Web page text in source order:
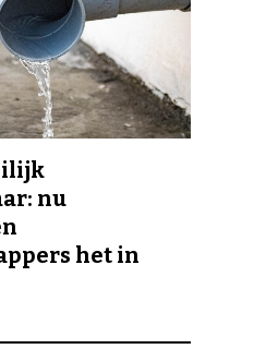
nu
het in